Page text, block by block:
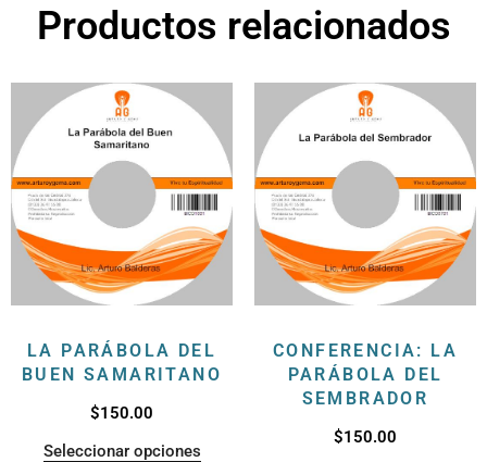
Productos relacionados
LA PARÁBOLA DEL
BUEN SAMARITANO
$150.00
Seleccionar opciones
CONFERENCIA: LA
PARÁBOLA DEL
SEMBRADOR
$150.00